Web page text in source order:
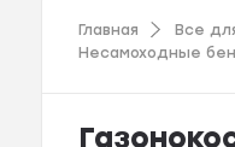
Главная Все
Несамоходные